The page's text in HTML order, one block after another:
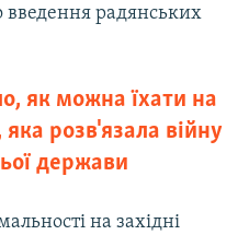
радянських
як можна їхати на
розв'язала війну
держави
на західні